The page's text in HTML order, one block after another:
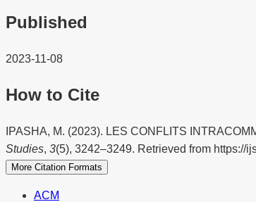
Published
2023-11-08
How to Cite
IPASHA, M. (2023). LES CONFLITS
Studies, 3(5), 3242–3249. Retrieved from https://
More Citation Formats
ACM